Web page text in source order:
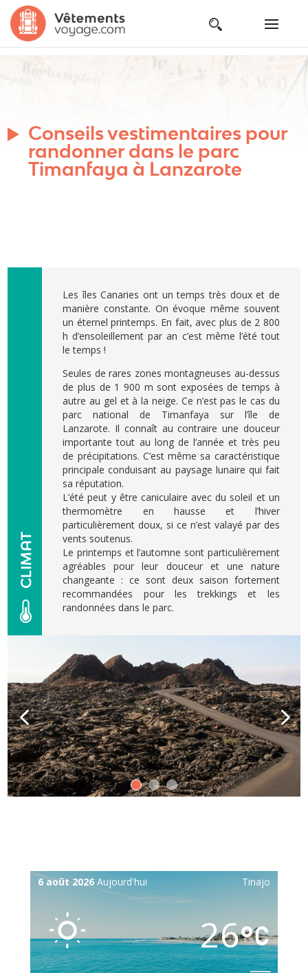
Conseils vestimentaires pour
randonner dans le parc
Timanfaya à Lanzarote
Les îles Canaries ont un temps très doux et de
manière constante. On évoque même souvent
un éternel printemps. En fait, avec plus de 2 800
h d’ensoleillement par an c’est même l’été tout
le temps !
Seules de rares zones montagneuses au-dessus
de plus de 1 900 m sont exposées de temps à
autre au gel et à la neige. Ce n’est pas le cas du
parc national de Timanfaya sur l’île de
Lanzarote. Il connaît au contraire une douceur
importante tout au long de l’année et très peu
de précipitations. C’est même sa caractéristique
principale conduisant au paysage lunaire qui fait
sa réputation.
L’été peut y être caniculaire avec du soleil et un
thermomètre en hausse et l’hiver
particulièrement doux, si ce n’est valayé par des
vents soutenus.
Le printemps et l’automne sont particulièrement
agréables pour leur douceur et une nature
changeante : ce sont deux saison fortement
recommandées pour les trekkings et les
randonnées dans le parc.
6 août 2026Aujourd'hui Tinajo
26